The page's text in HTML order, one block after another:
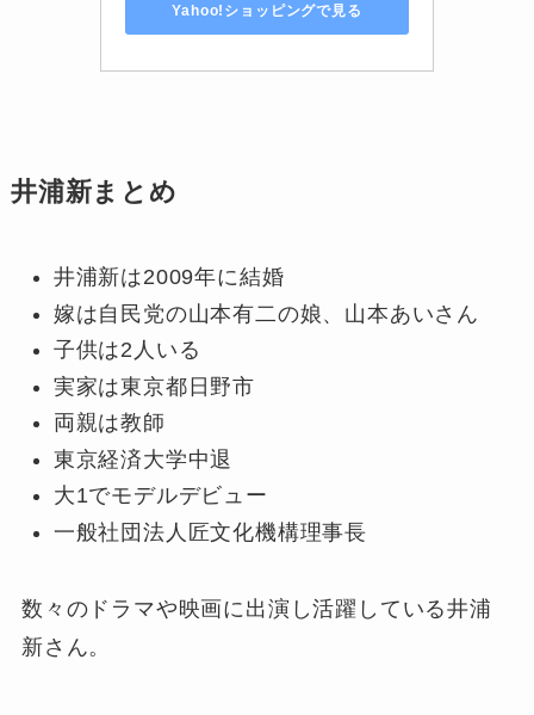
Yahoo!ショッピングで見る
井浦新まとめ
井浦新は2009年に結婚
嫁は自民党の山本有二の娘、山本あいさん
子供は2人いる
実家は東京都日野市
両親は教師
東京経済大学中退
大1でモデルデビュー
一般社団法人匠文化機構理事長
数々のドラマや映画に出演し活躍している井浦
新さん。